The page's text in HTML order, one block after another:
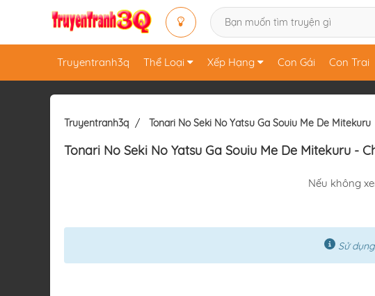
Truyentranh3q Thể Loại Xếp Hạng Con Gái Con Trai
Truyentranh3q Tonari No Seki No Yatsu Ga Souiu Me De Mitekuru
Tonari No Seki No Yatsu Ga Souiu Me De Mitekuru -
Nếu không
Sử